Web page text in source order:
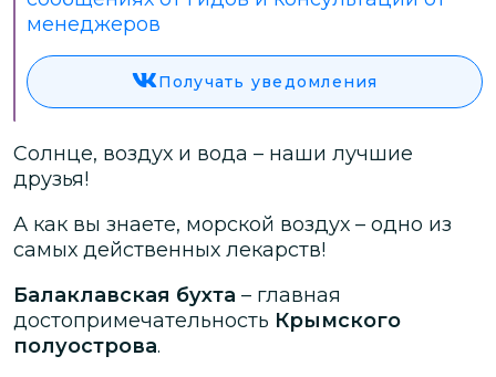
менеджеров
Получать уведомления
Солнце, воздух и вода – наши лучшие
друзья!
А как вы знаете, морской воздух – одно из
самых действенных лекарств!
Балаклавская бухта – главная
достопримечательность Крымского
полуострова.